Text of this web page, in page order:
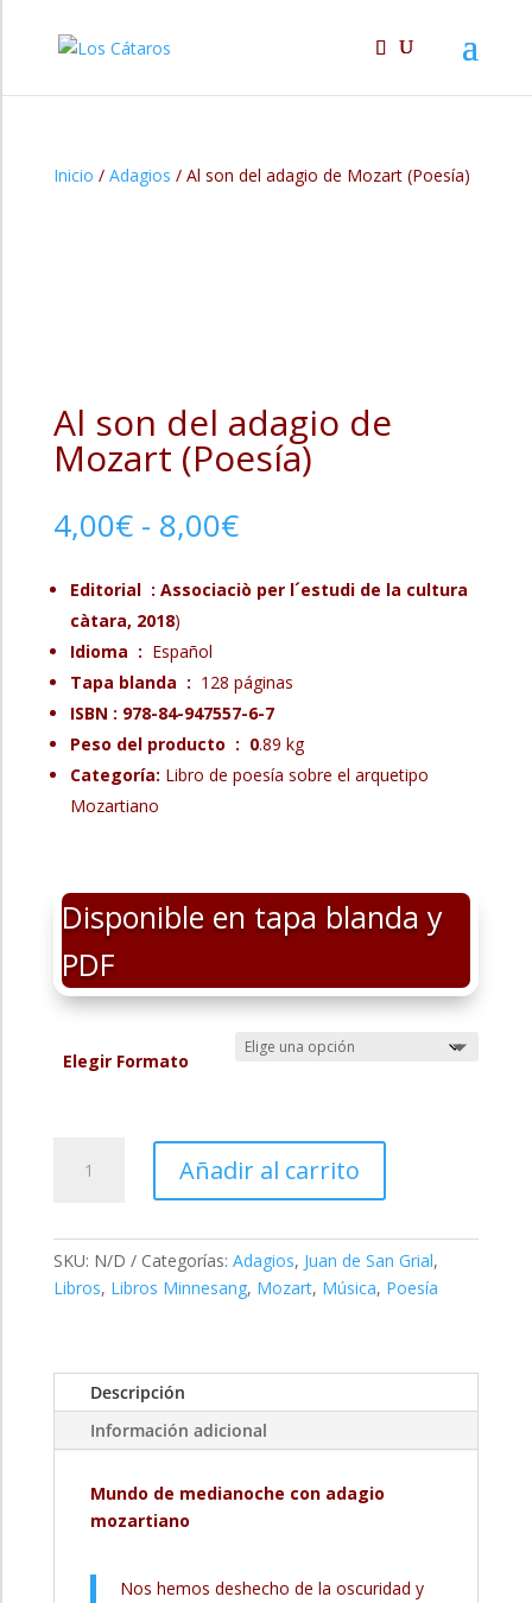
Inicio / Adagios / Al son del adagio de Mozart (Poesía)
Al son del adagio de
Mozart (Poesía)
4,00€ - 8,00€Rango
de
precios:
desde
8,00€
Editorial ‏ : ‎Associaciò per l´estudi de la cultura
càtara, 2018)
Idioma ‏ : ‎ Español
Tapa blanda ‏ : ‎ 128 páginas
ISBN : 978-84-947557-6-7
Peso del producto ‏ : ‎ 0.89 kg
Categoría: Libro de poesía sobre el arquetipo
Mozartiano
Disponible en tapa blanda y
PDF
Elegir Formato
de
Mozart
Añadir al carrito
SKU: N/D Categorías: Adagios, Juan de San Grial,
Libros, Libros Minnesang, Mozart, Música, Poesía
Descripción
Información adicional
Mundo de medianoche con adagio
mozartiano
Nos hemos deshecho de la oscuridad y